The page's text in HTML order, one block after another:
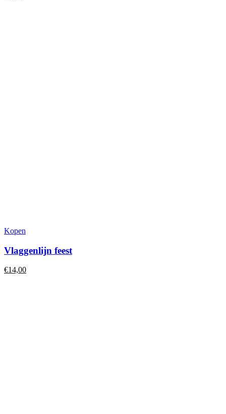
Kopen
Vlaggenlijn feest
€14,00